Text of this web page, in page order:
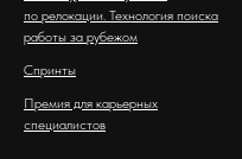
по релокации. Технология поиска
работы за рубежом
Спринты
Премия для карьерных
специалистов